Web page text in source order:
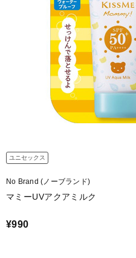
ユニセックス
No Brand (ノーブランド)
マミーUVアクアミルク
¥990